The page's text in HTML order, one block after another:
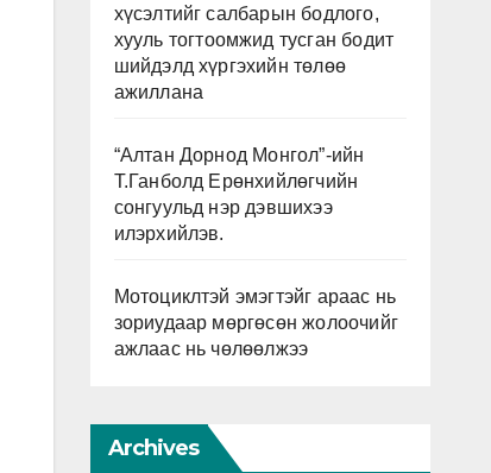
хүсэлтийг салбарын бодлого,
хууль тогтоомжид тусган бодит
шийдэлд хүргэхийн төлөө
ажиллана
“Алтан Дорнод Монгол”-ийн
Т.Ганболд Ерөнхийлөгчийн
сонгуульд нэр дэвшихээ
илэрхийлэв.
Мотоциклтэй эмэгтэйг араас нь
зориудаар мөргөсөн жолоочийг
ажлаас нь чөлөөлжээ
Archives